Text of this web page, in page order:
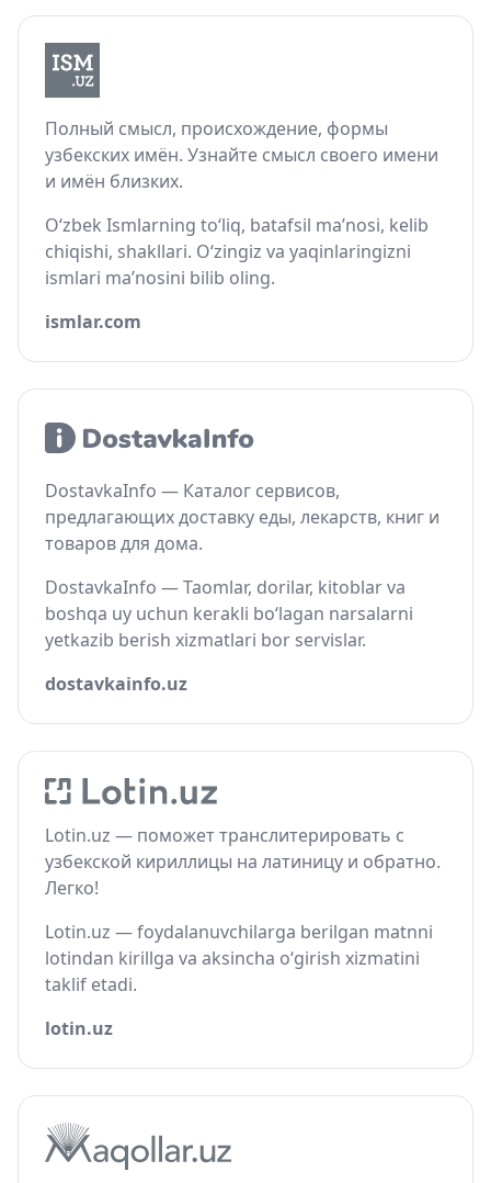
Полный смысл, происхождение, формы
узбекских имён. Узнайте смысл своего имени
и имён близких.
O‘zbek Ismlarning to‘liq, batafsil ma’nosi, kelib
chiqishi, shakllari. O‘zingiz va yaqinlaringizni
ismlari ma’nosini bilib oling.
ismlar.com
DostavkaInfo — Каталог сервисов,
предлагающих доставку еды, лекарств, книг и
товаров для дома.
DostavkaInfo — Taomlar, dorilar, kitoblar va
boshqa uy uchun kerakli bo‘lagan narsalarni
yetkazib berish xizmatlari bor servislar.
dostavkainfo.uz
Lotin.uz — поможет транслитерировать с
узбекской кириллицы на латиницу и обратно.
Легко!
Lotin.uz — foydalanuvchilarga berilgan matnni
lotindan kirillga va aksincha o‘girish xizmatini
taklif etadi.
lotin.uz